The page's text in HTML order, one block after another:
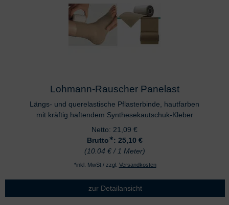
Lohmann-Rauscher Panelast
Längs- und querelastische Pflasterbinde, hautfarben
mit kräftig haftendem Synthesekautschuk-Kleber
Netto: 21,09 €
Brutto∗: 25,10 €
(10.04 € / 1 Meter)
*inkl. MwSt./ zzgl. Versandkosten
zur Detailansicht